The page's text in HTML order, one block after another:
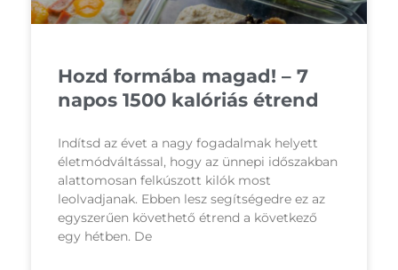
Hozd formába magad! – 7
napos 1500 kalóriás étrend
Indítsd az évet a nagy fogadalmak helyett
életmódváltással, hogy az ünnepi időszakban
alattomosan felkúszott kilók most
leolvadjanak. Ebben lesz segítségedre ez az
egyszerűen követhető étrend a következő
egy hétben. De